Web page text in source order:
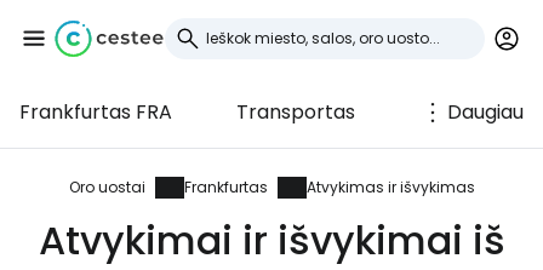
Frankfurtas FRA Transportas Daugiau
Oro uostai Frankfurtas Atvykimas ir išvykimas
Atvykimai ir išvykimai iš
Prisijunkite prie
Cestee
... pasaulinė kelionių bendruomenė